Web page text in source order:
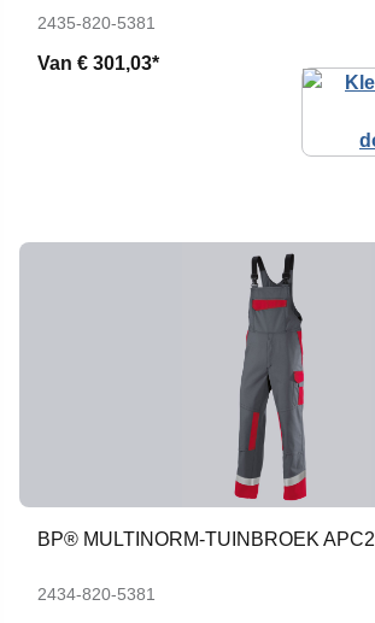
2435-820-5381
Van € 301,03*
BP® MULTINORM-TUINBROEK APC2
2434-820-5381